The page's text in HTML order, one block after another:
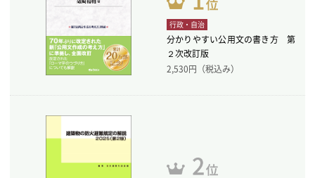
行政・自治
分かりやすい公用文の書き方 第
２次改訂版
2,530円（税込み）